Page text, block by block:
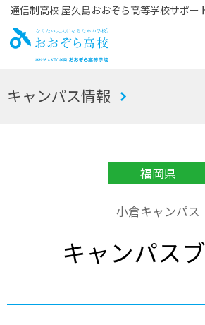
通信制高校 屋久島おおぞら高等学校サポー
お
キャンパス情報
福岡県
小倉キャンパス
キャンパス